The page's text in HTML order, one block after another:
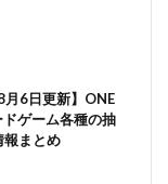
月6日更新】ONE
ドゲーム各種の抽
報まとめ